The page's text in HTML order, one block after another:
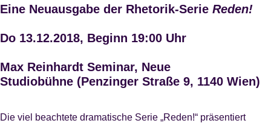
Eine Neuausgabe der Rhetorik-Serie Reden!
Do 13.12.2018, Beginn 19:00 Uhr
Max Reinhardt Seminar, Neue
Studiobühne (Penzinger Straße 9, 1140 Wien)
Die viel beachtete dramatische Serie „Reden!“ präsentiert